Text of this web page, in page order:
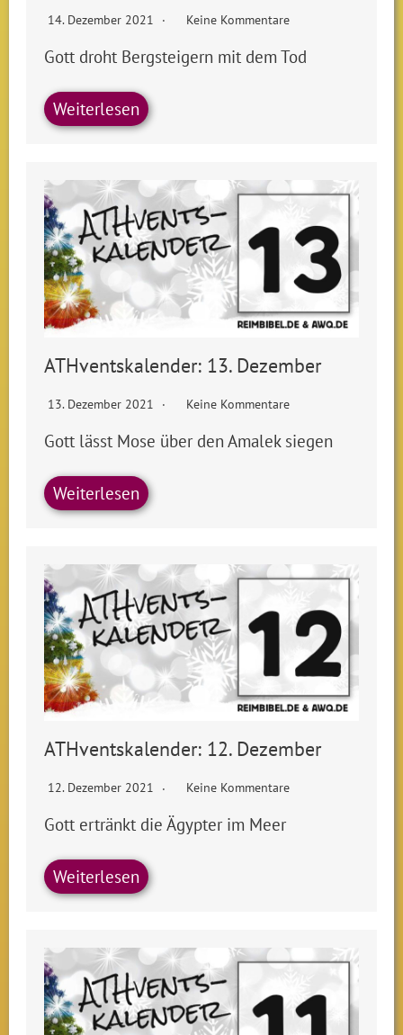
14. Dezember 2021 Keine Kommentare
Gott droht Bergsteigern mit dem Tod
Weiterlesen
ATHventskalender: 13. Dezember
13. Dezember 2021 Keine Kommentare
Gott lässt Mose über den Amalek siegen
Weiterlesen
ATHventskalender: 12. Dezember
12. Dezember 2021 Keine Kommentare
Gott ertränkt die Ägypter im Meer
Weiterlesen